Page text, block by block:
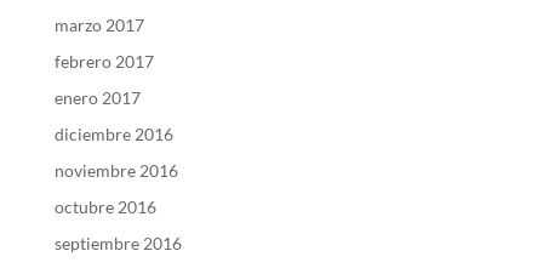
marzo 2017
febrero 2017
enero 2017
diciembre 2016
noviembre 2016
octubre 2016
septiembre 2016